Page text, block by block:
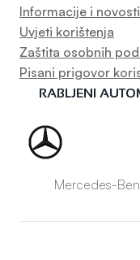
Informacije i novosti
Uvjeti korištenja
Zaštita osobnih
Pisani prigovor
RABLJENI
Mercedes-